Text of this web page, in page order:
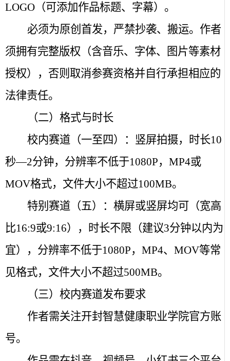
LOGO （可添加作品标题、字幕）。
必须为原创首发，严禁抄袭、搬运。作者
须拥有完整版权（含音乐、字体、图片等素材
授权），否则取消参赛资格并自行承担相应的
法律责任。
（二）格式与时长
校内赛道（一至四）：竖屏拍摄，时长10
秒—2分钟，分辨率不低于1080P， MP4或
MOV格式，文件大小不超过100MB。
特别赛道（五）：横屏或竖屏均可（宽高
比16:9或9:16），时长不限（建议3分钟以内为
宜），分辨率不低于1080P， MP4、 MOV等常
见格式，文件大小不超过500MB。
（三）校内赛道发布要求
作者需关注开封智慧健康职业学院官方账
号。